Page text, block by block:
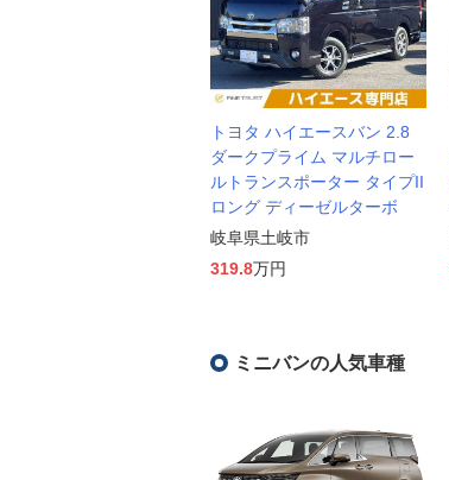
トヨタ ハイエースバン 2.8
ダークプライム マルチロー
ルトランスポーター タイプII
ロング ディーゼルターボ
岐阜県土岐市
319.8万円
ミニバンの人気車種